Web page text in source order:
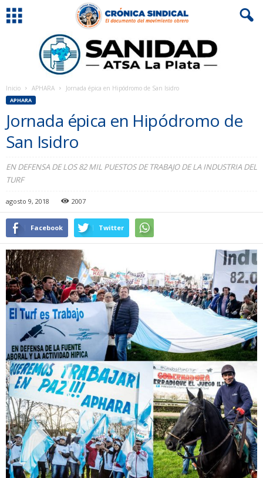
Inicio APHARA Jornada épica en Hipódromo de San Isidro
APHARA
Jornada épica en Hipódromo de
San Isidro
EN DEFENSA DE LOS 82 MIL PUESTOS DE TRABAJO DE LA INDUSTRIA DEL
TURF
agosto 9, 2018 2007
Facebook Twitter